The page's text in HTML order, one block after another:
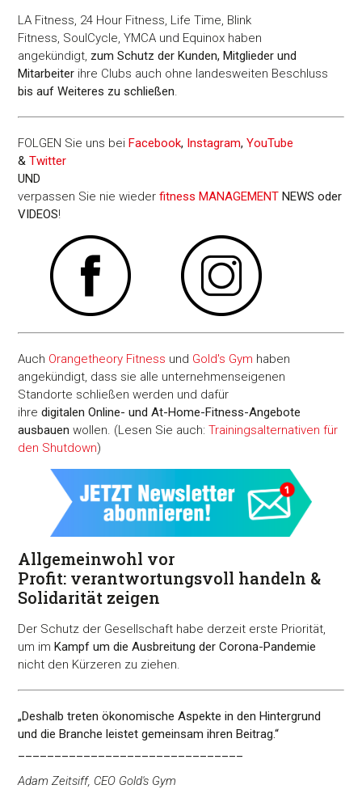
LA Fitness, 24 Hour Fitness, Life Time, Blink
Fitness, SoulCycle, YMCA und Equinox haben
angekündigt, zum Schutz der Kunden, Mitglieder und
Mitarbeiter ihre Clubs auch ohne landesweiten Beschluss
bis auf Weiteres zu schließen.
FOLGEN Sie uns beiFacebook, Instagram,YouTube
& Twitter
UND
verpassen Sie nie wiederfitness MANAGEMENT NEWS oder
VIDEOS!
Auch Orangetheory Fitness und Gold's Gym haben
angekündigt, dass sie alle unternehmenseigenen
Standorte schließen werden und dafür
ihredigitalen Online- und At-Home-Fitness-Angebote
ausbauen wollen. (Lesen Sie auch:Trainingsalternativen für
den Shutdown)
Allgemeinwohl vor
Profit: verantwortungsvoll handeln &
Solidarität zeigen
Der Schutz der Gesellschaft habe derzeit erste Priorität,
um imKampf um die Ausbreitung der Corona-Pandemie
nicht den Kürzeren zu ziehen.
„Deshalb treten ökonomische Aspekte in den Hintergrund
und die Branche leistet gemeinsam ihren Beitrag.“
Adam Zeitsiff, CEO Gold's Gym